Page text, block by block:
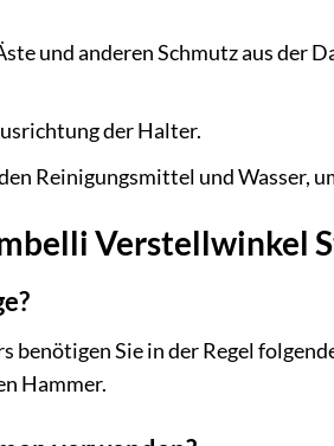
und anderen Schmutz aus der
der Halter.
Reinigungsmittel und Wasser,
Sie in der Regel
Hammer.